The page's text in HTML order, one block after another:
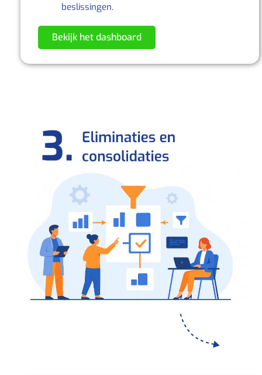
beslissingen.
Bekijk het dashboard